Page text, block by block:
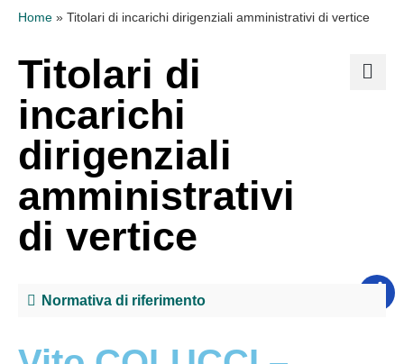
Home » Titolari di incarichi dirigenziali amministrativi di vertice
Titolari di
incarichi
dirigenziali
amministrativi
di vertice
Normativa di riferimento